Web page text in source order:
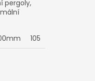
1050x5000mm
pergoly,
1050x3000mm